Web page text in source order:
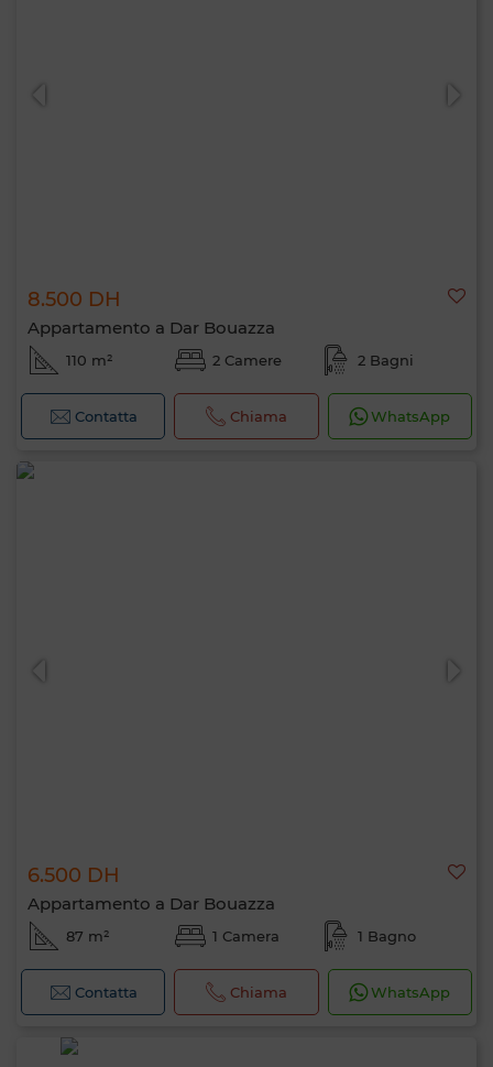
8.500 DH
Appartamento a Dar Bouazza
110 m² 2 Camere 2 Bagni
Contatta Chiama WhatsApp
6.500 DH
Appartamento a Dar Bouazza
87 m² 1 Camera 1 Bagno
Contatta Chiama WhatsApp